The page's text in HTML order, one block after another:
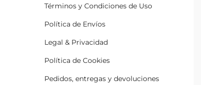
Términos y Condiciones de Uso
Política de Envíos
Legal & Privacidad
Política de Cookies
Pedidos, entregas y devoluciones